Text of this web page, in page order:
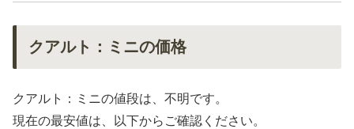
クアルト：ミニの価格
クアルト：ミニの値段は、不明です。
現在の最安値は、以下からご確認ください。